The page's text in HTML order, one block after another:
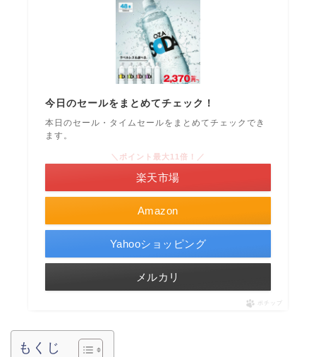
今日のセールをまとめてチェック！
本日のセール・タイムセールをまとめてチェックでき
ます。
Amazon
＼ポイント最大11倍！／
楽天市場
Yahooショッピング
メルカリ
ポチップ
もくじ